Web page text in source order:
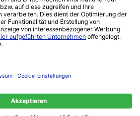
Kontakt
Body) ist eine neutrale und
der European Security
(ESSA) mit Sitz in Frankfurt am Main.
sicher" ist ein gemeinnütziger Verein,
einzusetzen.